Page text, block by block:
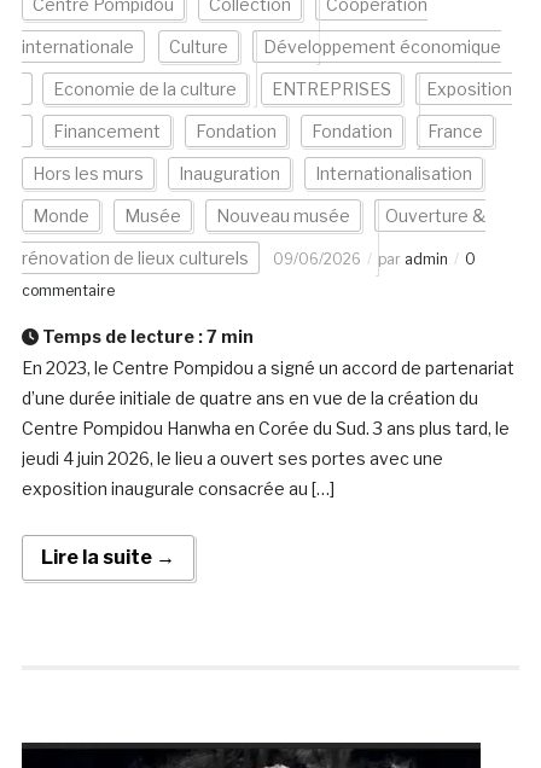
Centre Pompidou Collection Coopération
internationale Culture Développement économique
Economie de la culture ENTREPRISES Exposition
Financement Fondation Fondation France
Hors les murs Inauguration Internationalisation
Monde Musée Nouveau musée Ouverture &
rénovation de lieux culturels 09/06/2026 par admin
0
commentaire
Temps de lecture :7 min
En 2023, le Centre Pompidou a signé un accord de partenariat
d’une durée initiale de quatre ans en vue de la création du
Centre Pompidou Hanwha en Corée du Sud. 3 ans plus tard, le
jeudi 4 juin 2026, le lieu a ouvert ses portes avec une
exposition inaugurale consacrée au […]
Lire la suite →